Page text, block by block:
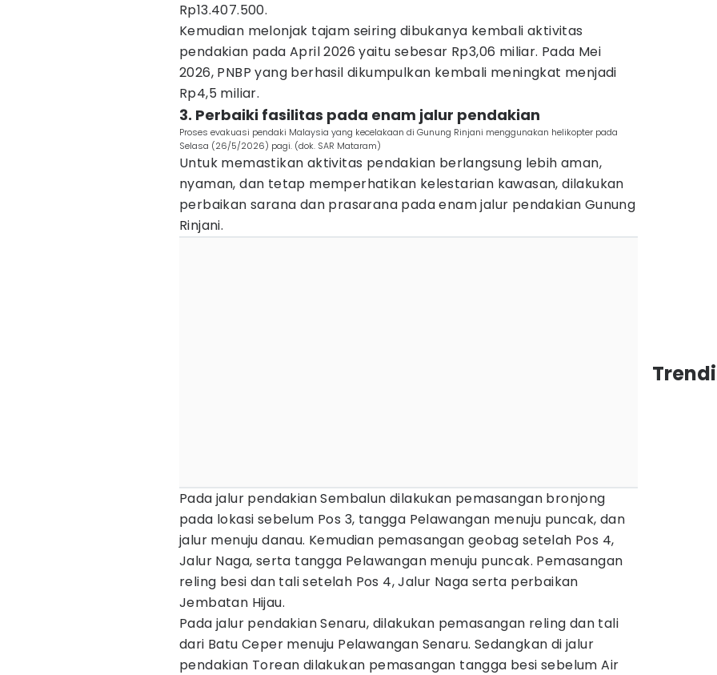
Rp13.407.500.
Kemudian melonjak tajam seiring dibukanya kembali aktivitas
pendakian pada April 2026 yaitu sebesar Rp3,06 miliar. Pada Mei
2026, PNBP yang berhasil dikumpulkan kembali meningkat menjadi
Rp4,5 miliar.
3. Perbaiki fasilitas pada enam jalur pendakian
Proses evakuasi pendaki Malaysia yang kecelakaan di Gunung Rinjani menggunakan helikopter pada
Selasa (26/5/2026) pagi. (dok. SAR Mataram)
Untuk memastikan aktivitas pendakian berlangsung lebih aman,
nyaman, dan tetap memperhatikan kelestarian kawasan, dilakukan
perbaikan sarana dan prasarana pada enam jalur pendakian Gunung
Rinjani.
Pada jalur pendakian Sembalun dilakukan pemasangan bronjong
pada lokasi sebelum Pos 3, tangga Pelawangan menuju puncak, dan
jalur menuju danau. Kemudian pemasangan geobag setelah Pos 4,
Jalur Naga, serta tangga Pelawangan menuju puncak. Pemasangan
reling besi dan tali setelah Pos 4, Jalur Naga serta perbaikan
Jembatan Hijau.
Pada jalur pendakian Senaru, dilakukan pemasangan reling dan tali
dari Batu Ceper menuju Pelawangan Senaru. Sedangkan di jalur
pendakian Torean dilakukan pemasangan tangga besi sebelum Air